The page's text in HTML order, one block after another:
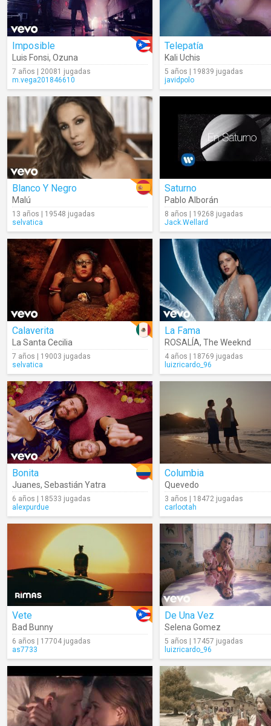
Imposible
Luis Fonsi, Ozuna
7 años | 20081 jugadas
m.vega201846610
Telepatía
Kali Uchis
5 años | 19839 jugadas
javidpolo
Blanco Y Negro
Malú
13 años | 19548 jugadas
selvatica
Saturno
Pablo Alborán
8 años | 19268 jugadas
Jack.Wellard
Calaverita
La Santa Cecilia
7 años | 19003 jugadas
selvatica
La Fama
ROSALÍA, The Weeknd
4 años | 18769 jugadas
luizricardo_96
Bonita
Juanes, Sebastián Yatra
6 años | 18533 jugadas
alexpurdue
Columbia
Quevedo
3 años | 18472 jugadas
carlootah
Vete
Bad Bunny
6 años | 17704 jugadas
as7733
De Una Vez
Selena Gomez
5 años | 17457 jugadas
luizricardo_96